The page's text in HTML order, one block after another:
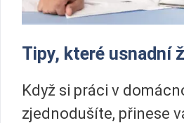
Tipy, které usnadní
Když si práci v
zjednodušíte, přinese